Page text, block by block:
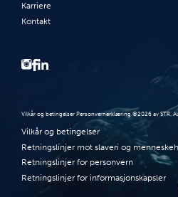
Karriere
Kontakt
Vilkår og betingelser Personvernerklæring ©2026 av STR.
Vilkår og betingelser
Retningslinjer mot slaveri og
Retningslinjer for personvern
Retningslinjer for informasjonskapsler